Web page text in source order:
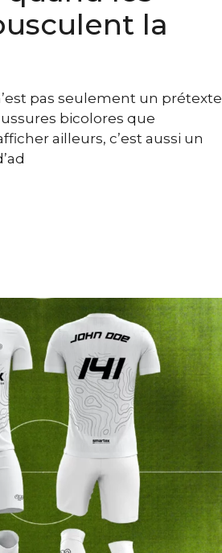
la
pas seulement un prétexte
bicolores que
ailleurs, c’est aussi un